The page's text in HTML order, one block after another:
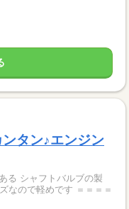
ンタン♪エンジン